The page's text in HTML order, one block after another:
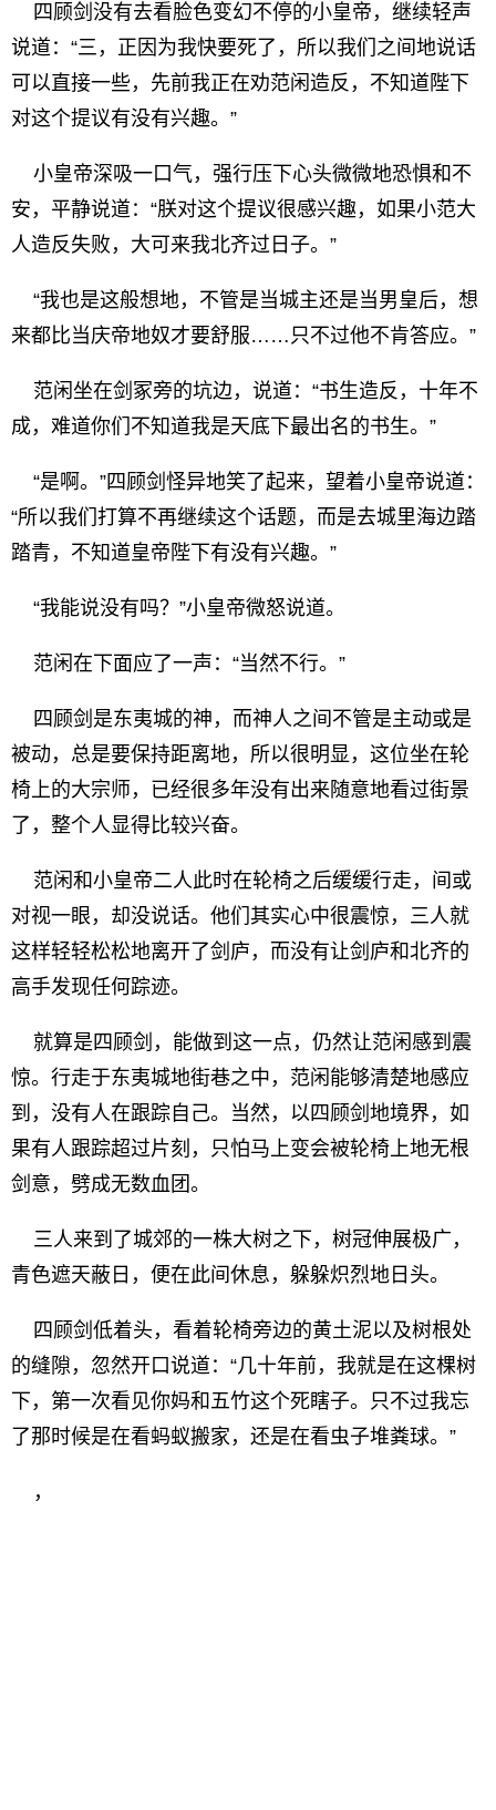
四顾剑没有去看脸色变幻不停的小皇帝，继续轻声
说道：“三，正因为我快要死了，所以我们之间地说话
可以直接一些，先前我正在劝范闲造反，不知道陛下
对这个提议有没有兴趣。”
小皇帝深吸一口气，强行压下心头微微地恐惧和不
安，平静说道：“朕对这个提议很感兴趣，如果小范大
人造反失败，大可来我北齐过日子。”
“我也是这般想地，不管是当城主还是当男皇后，想
来都比当庆帝地奴才要舒服……只不过他不肯答应。”
范闲坐在剑冢旁的坑边，说道：“书生造反，十年不
成，难道你们不知道我是天底下最出名的书生。”
“是啊。”四顾剑怪异地笑了起来，望着小皇帝说道：
“所以我们打算不再继续这个话题，而是去城里海边踏
踏青，不知道皇帝陛下有没有兴趣。”
“我能说没有吗？”小皇帝微怒说道。
范闲在下面应了一声：“当然不行。”
四顾剑是东夷城的神，而神人之间不管是主动或是
被动，总是要保持距离地，所以很明显，这位坐在轮
椅上的大宗师，已经很多年没有出来随意地看过街景
了，整个人显得比较兴奋。
范闲和小皇帝二人此时在轮椅之后缓缓行走，间或
对视一眼，却没说话。他们其实心中很震惊，三人就
这样轻轻松松地离开了剑庐，而没有让剑庐和北齐的
高手发现任何踪迹。
就算是四顾剑，能做到这一点，仍然让范闲感到震
惊。行走于东夷城地街巷之中，范闲能够清楚地感应
到，没有人在跟踪自己。当然，以四顾剑地境界，如
果有人跟踪超过片刻，只怕马上变会被轮椅上地无根
剑意，劈成无数血团。
三人来到了城郊的一株大树之下，树冠伸展极广，
青色遮天蔽日，便在此间休息，躲躲炽烈地日头。
四顾剑低着头，看着轮椅旁边的黄土泥以及树根处
的缝隙，忽然开口说道：“几十年前，我就是在这棵树
下，第一次看见你妈和五竹这个死瞎子。只不过我忘
了那时候是在看蚂蚁搬家，还是在看虫子堆粪球。”
，